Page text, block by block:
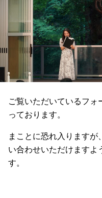
ご覧いただいているフ
っております。
まことに恐れ入ります
い合わせいただけますよ
す。